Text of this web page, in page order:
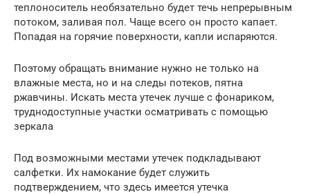
теплоноситель необязательно будет течь непрерывным
потоком, заливая пол. Чаще всего он просто капает.
Попадая на горячие поверхности, капли испаряются.
Поэтому обращать внимание нужно не только на
влажные места, но и на следы потеков, пятна
ржавчины. Искать места утечек лучше с фонариком,
труднодоступные участки осматривать с помощью
зеркала
Под возможными местами утечек подкладывают
салфетки. Их намокание будет служить
подтверждением, что здесь имеется утечка